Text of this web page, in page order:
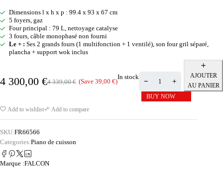
Dimensions l x h x p : 99.4 x 93 x 67 cm
5 foyers, gaz
Four principal : 79 L, nettoyage catalyse
3 fours, câble monophasé non fourni
Le + : Ses 2 grands fours (1 multifonction + 1 ventilé), son four gril séparé,
plancha + support wok inclus
4 339,00€
4 300,00 € (Save 39,00 €)
In stock
AJOUTER
AU PANIER
BUY NOW
Add to wishlist
Add to compare
SKU:FR66566
Categories:Piano de cuisson
Marque :FALCON